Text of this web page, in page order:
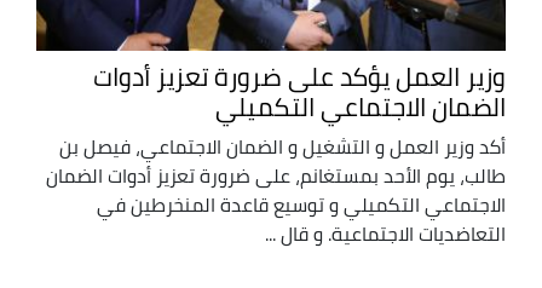
وزير العمل يؤكد على ضرورة تعزيز أدوات
الضمان الاجتماعي التكميلي
أكد وزير العمل و التشغيل و الضمان الاجتماعي، فيصل بن
طالب، يوم الأحد بمستغانم، على ضرورة تعزيز أدوات الضمان
الاجتماعي التكميلي و توسيع قاعدة المنخرطين في
التعاضديات الاجتماعية. و قال ...